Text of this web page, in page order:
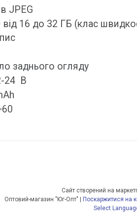
JPEG
16 до 32 ГБ (клас
заднього огляду
24 В
Сайт створений на
Оптовий-магазин "Юг-Опт" | Поскаржитися на
Select